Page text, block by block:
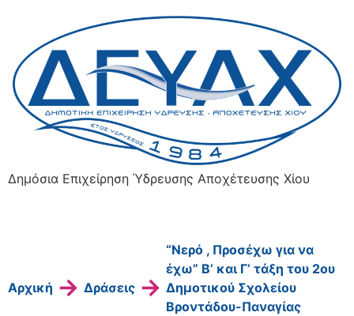
Δημόσια Επιχείρηση Ύδρευσης Αποχέτευσης Χίου
Αρχική → Δράσεις →
“Νερό , Προσέχω για να
έχω” Β’ και Γ’ τάξη του 2ου
Δημοτικού Σχολείου
Βροντάδου-Παναγίας